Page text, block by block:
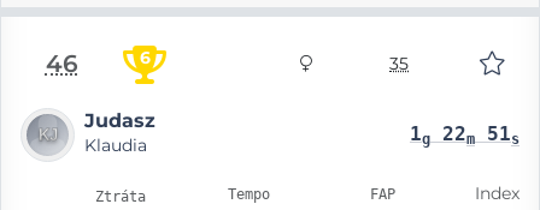
46 6 35
Judasz
Klaudia 1g22m51s
Ztráta
Tempo FAP Index